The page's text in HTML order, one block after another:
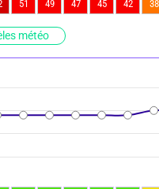
météo
51 49 47 45 42 38